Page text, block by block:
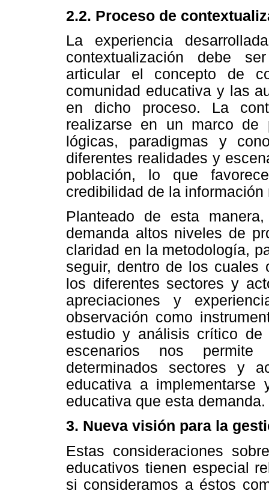
2.2. Proceso de
La experiencia
contextualización debe
articular el concepto de
comunidad educativa y las
en dicho proceso. La
realizarse en un marco de
lógicas, paradigmas y
diferentes realidades y
población, lo que
credibilidad de la información
Planteado de esta
demanda altos niveles de
claridad en la metodología,
seguir, dentro de los cuales
los diferentes sectores y
apreciaciones y
observación como
estudio y análisis crítico
escenarios nos
determinados sectores y
educativa a implementarse
educativa que esta demanda.
3. Nueva visión para la
Estas consideraciones
educativos tienen especial
si consideramos a éstos